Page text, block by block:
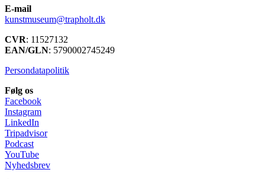
E-mail
kunstmuseum@trapholt.dk
CVR: 11527132
EAN/GLN: 5790002745249
Persondatapolitik
Følg os
Facebook
Instagram
LinkedIn
Tripadvisor
Podcast
YouTube
Nyhedsbrev